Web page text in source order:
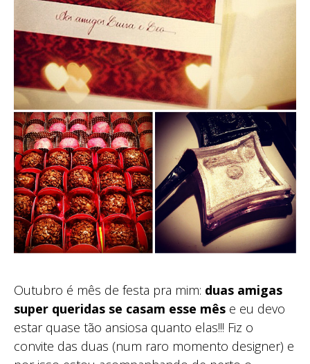
Outubro é mês de festa pra mim: duas amigas
super queridas se casam esse mês e eu devo
estar quase tão ansiosa quanto elas!!! Fiz o
convite das duas (num raro momento designer) e